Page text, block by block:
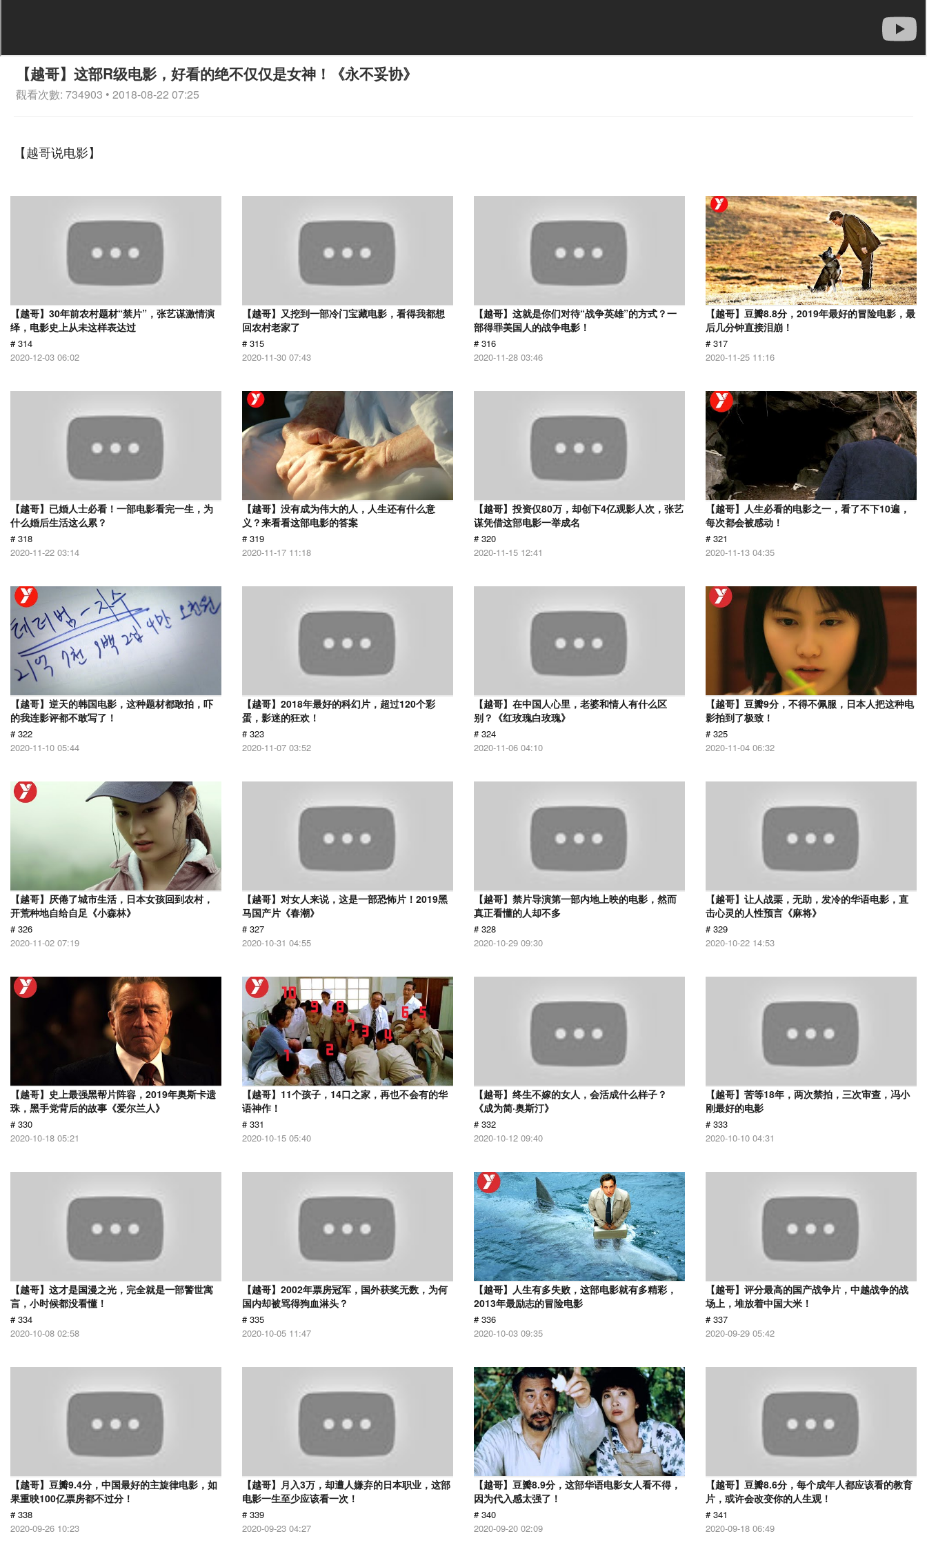
【越哥】这部R级电影，好看的绝不仅仅是女神！《永不妥协》
觀看次數: 734903 • 2018-08-22 07:25
【越哥说电影】
【越哥】30年前农村题材“禁片”，张艺谋激情演
绎，电影史上从未这样表达过
# 314
2020-12-03 06:02
【越哥】又挖到一部冷门宝藏电影，看得我都想
回农村老家了
# 315
2020-11-30 07:43
【越哥】这就是你们对待“战争英雄”的方式？一
部得罪美国人的战争电影！
# 316
2020-11-28 03:46
【越哥】豆瓣8.8分，2019年最好的冒险电影，最
后几分钟直接泪崩！
# 317
2020-11-25 11:16
【越哥】已婚人士必看！一部电影看完一生，为
什么婚后生活这么累？
# 318
2020-11-22 03:14
【越哥】没有成为伟大的人，人生还有什么意
义？来看看这部电影的答案
# 319
2020-11-17 11:18
【越哥】投资仅80万，却创下4亿观影人次，张艺
谋凭借这部电影一举成名
# 320
2020-11-15 12:41
【越哥】人生必看的电影之一，看了不下10遍，
每次都会被感动！
# 321
2020-11-13 04:35
【越哥】逆天的韩国电影，这种题材都敢拍，吓
的我连影评都不敢写了！
# 322
2020-11-10 05:44
【越哥】2018年最好的科幻片，超过120个彩
蛋，影迷的狂欢！
# 323
2020-11-07 03:52
【越哥】在中国人心里，老婆和情人有什么区
别？《红玫瑰白玫瑰》
# 324
2020-11-06 04:10
【越哥】豆瓣9分，不得不佩服，日本人把这种电
影拍到了极致！
# 325
2020-11-04 06:32
【越哥】厌倦了城市生活，日本女孩回到农村，
开荒种地自给自足《小森林》
# 326
2020-11-02 07:19
【越哥】对女人来说，这是一部恐怖片！2019黑
马国产片《春潮》
# 327
2020-10-31 04:55
【越哥】禁片导演第一部内地上映的电影，然而
真正看懂的人却不多
# 328
2020-10-29 09:30
【越哥】让人战栗，无助，发冷的华语电影，直
击心灵的人性预言《麻将》
# 329
2020-10-22 14:53
【越哥】史上最强黑帮片阵容，2019年奥斯卡遗
珠，黑手党背后的故事《爱尔兰人》
# 330
2020-10-18 05:21
【越哥】11个孩子，14口之家，再也不会有的华
语神作！
# 331
2020-10-15 05:40
【越哥】终生不嫁的女人，会活成什么样子？
《成为简·奥斯汀》
# 332
2020-10-12 09:40
【越哥】苦等18年，两次禁拍，三次审查，冯小
刚最好的电影
# 333
2020-10-10 04:31
【越哥】这才是国漫之光，完全就是一部警世寓
言，小时候都没看懂！
# 334
2020-10-08 02:58
【越哥】2002年票房冠军，国外获奖无数，为何
国内却被骂得狗血淋头？
# 335
2020-10-05 11:47
【越哥】人生有多失败，这部电影就有多精彩，
2013年最励志的冒险电影
# 336
2020-10-03 09:35
【越哥】评分最高的国产战争片，中越战争的战
场上，堆放着中国大米！
# 337
2020-09-29 05:42
【越哥】豆瓣9.4分，中国最好的主旋律电影，如
果重映100亿票房都不过分！
# 338
2020-09-26 10:23
【越哥】月入3万，却遭人嫌弃的日本职业，这部
电影一生至少应该看一次！
# 339
2020-09-23 04:27
【越哥】豆瓣8.9分，这部华语电影女人看不得，
因为代入感太强了！
# 340
2020-09-20 02:09
【越哥】豆瓣8.6分，每个成年人都应该看的教育
片，或许会改变你的人生观！
# 341
2020-09-18 06:49